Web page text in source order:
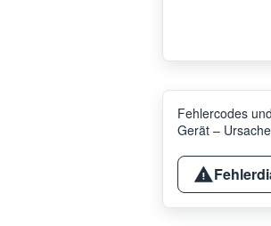
Fehlercodes
Gerät –